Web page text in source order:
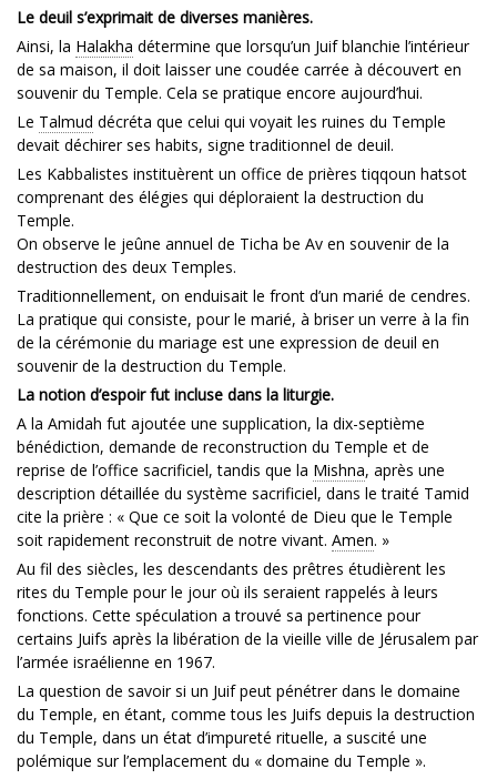
Le deuil s’exprimait de diverses manières.
Ainsi, la Halakha détermine que lorsqu’un Juif blanchie l’intérieur
de sa maison, il doit laisser une coudée carrée à découvert en
souvenir du Temple. Cela se pratique encore aujourd’hui.
Le Talmud décréta que celui qui voyait les ruines du Temple
devait déchirer ses habits, signe traditionnel de deuil.
Les Kabbalistes instituèrent un office de prières tiqqoun hatsot
comprenant des élégies qui déploraient la destruction du
Temple.
On observe le jeûne annuel de Ticha be Av en souvenir de la
destruction des deux Temples.
Traditionnellement, on enduisait le front d’un marié de cendres.
La pratique qui consiste, pour le marié, à briser un verre à la fin
de la cérémonie du mariage est une expression de deuil en
souvenir de la destruction du Temple.
La notion d’espoir fut incluse dans la liturgie.
A la Amidah fut ajoutée une supplication, la dix-septième
bénédiction, demande de reconstruction du Temple et de
reprise de l’office sacrificiel, tandis que la Mishna, après une
description détaillée du système sacrificiel, dans le traité Tamid
cite la prière : « Que ce soit la volonté de Dieu que le Temple
soit rapidement reconstruit de notre vivant. Amen. »
Au fil des siècles, les descendants des prêtres étudièrent les
rites du Temple pour le jour où ils seraient rappelés à leurs
fonctions. Cette spéculation a trouvé sa pertinence pour
certains Juifs après la libération de la vieille ville de Jérusalem par
l’armée israélienne en 1967.
La question de savoir si un Juif peut pénétrer dans le domaine
du Temple, en étant, comme tous les Juifs depuis la destruction
du Temple, dans un état d’impureté rituelle, a suscité une
polémique sur l’emplacement du « domaine du Temple ».